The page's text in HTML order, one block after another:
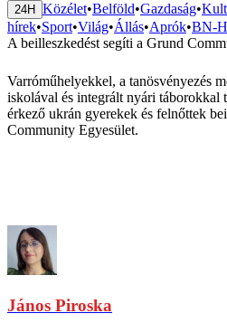
24H Közélet•Belföld•Gazdaság•
hírek•Sport•Világ•Állás•Aprók•BN-
A beilleszkedést segíti a Grund
Varróműhelyekkel, a tanösvényezés
iskolával és integrált nyári táborokkal
érkező ukrán gyerekek és felnőttek
Community Egyesület.
János Piroska